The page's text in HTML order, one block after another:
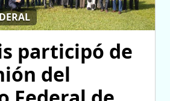
participó de
del